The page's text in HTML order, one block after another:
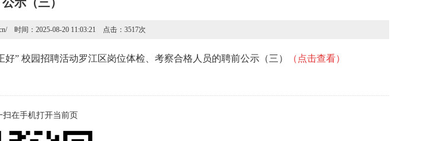
时间：2025-08-20 11:03:21 点击：3517次
” 校园招聘活动罗江区岗位体检、考察合格人员的聘前公示（三） （点击查看）
扫在手机打开当前页